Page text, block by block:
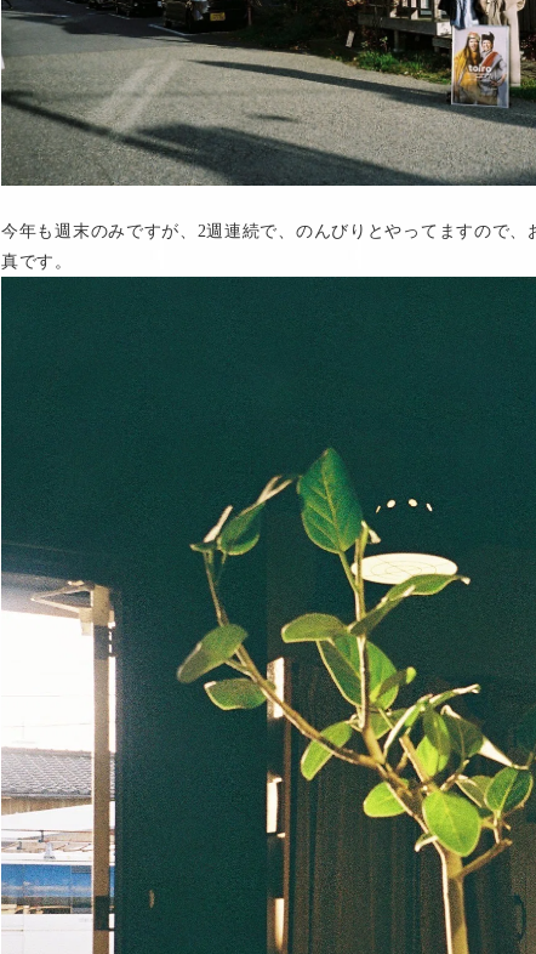
今年も週末のみですが、2週連続で、のんびりとやってますので
真です。